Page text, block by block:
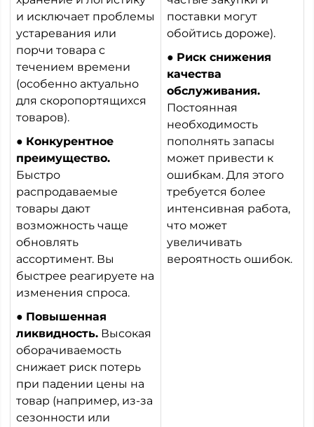
и исключает проблемы
устаревания или
порчи товара с
течением времени
(особенно актуально
для скоропортящихся
товаров).
● Конкурентное
преимущество.
Быстро
распродаваемые
товары дают
возможность чаще
обновлять
ассортимент. Вы
быстрее реагируете на
изменения спроса.
● Повышенная
ликвидность. Высокая
оборачиваемость
снижает риск потерь
при падении цены на
товар (например, из-за
сезонности или
поставки могут
обойтись дороже).
● Риск снижения
качества
обслуживания.
Постоянная
необходимость
пополнять запасы
может привести к
ошибкам. Для этого
требуется более
интенсивная работа,
что может
увеличивать
вероятность ошибок.